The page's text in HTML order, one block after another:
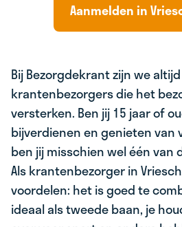
Aanmelden in
Bij Bezorgdekrant zijn we
krantenbezorgers die het
versterken. Ben jij 15 jaar of
bijverdienen en genieten van
ben jij misschien wel één van
Als krantenbezorger in
voordelen: het is goed te
ideaal als tweede baan, je